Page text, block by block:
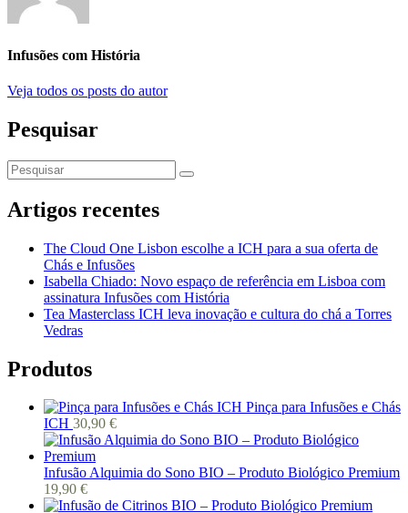
Infusões com História
Veja todos os posts do autor
Pesquisar
Artigos recentes
The Cloud One Lisbon escolhe a ICH para a sua oferta de
Chás e Infusões
Isabella Chiado: Novo espaço de referência em Lisboa com
assinatura Infusões com História
Tea Masterclass ICH leva inovação e cultura do chá a Torres
Vedras
Produtos
Pinça para Infusões e Chás
ICH 30,90 €
Infusão Alquimia do Sono BIO – Produto Biológico Premium
19,90 €